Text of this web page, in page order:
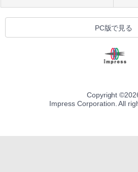
PC版で見る
Copyright ©
Impress Corporation. All